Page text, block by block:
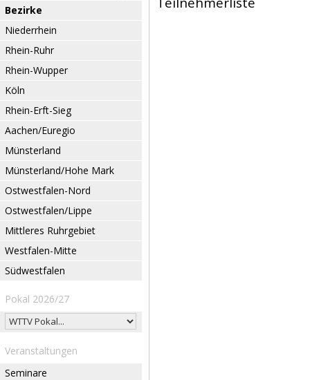
Bezirke
Niederrhein
Rhein-Ruhr
Rhein-Wupper
Köln
Rhein-Erft-Sieg
Aachen/Euregio
Münsterland
Münsterland/Hohe Mark
Ostwestfalen-Nord
Ostwestfalen/Lippe
Mittleres Ruhrgebiet
Westfalen-Mitte
Südwestfalen
Pokal 2026/27
Veranstaltungen
Seminare